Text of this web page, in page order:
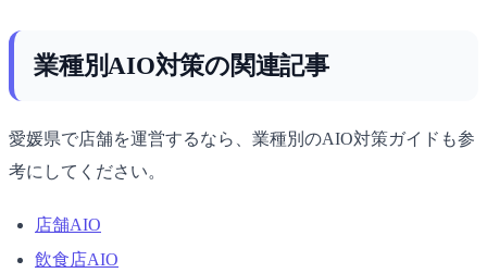
業種別AIO対策の関連記事
愛媛県で店舗を運営するなら、業種別のAIO対策ガイドも参
考にしてください。
店舗AIO
飲食店AIO